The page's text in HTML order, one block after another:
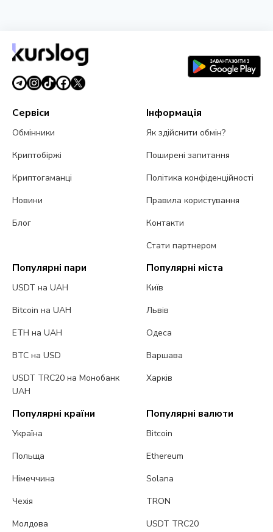
2 серпня 2026 р.4 хв читання
Сервіси
Обмінники
Криптобіржі
Криптогаманці
Новини
Блог
Інформація
Як здійснити обмін?
Поширені запитання
Політика конфіденційності
Правила користування
Контакти
Стати партнером
Популярні пари
USDT на UAH
Bitcoin на UAH
ETH на UAH
BTC на USD
USDT TRC20 на Монобанк
UAH
Популярні міста
Київ
Львів
Одеса
Варшава
Харків
Популярні країни
Україна
Польща
Німеччина
Чехія
Молдова
Популярні валюти
Bitcoin
Ethereum
Solana
TRON
USDT TRC20